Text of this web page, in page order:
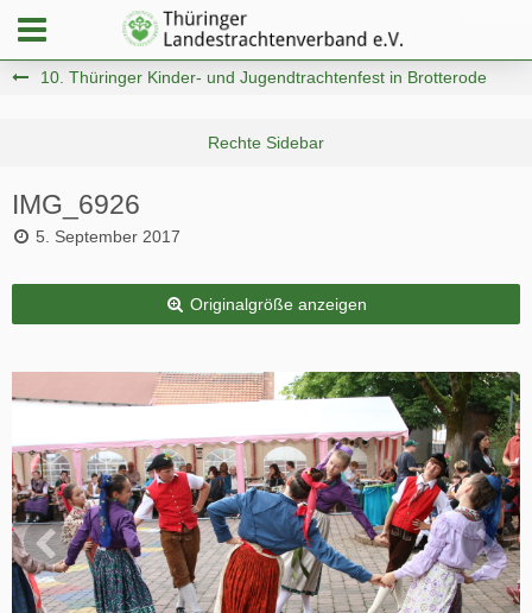
10. Thüringer Kinder- und Jugendtrachtenfest in Brotterode
IMG_6926
5. September 2017
Originalgröße anzeigen